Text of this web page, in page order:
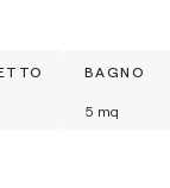
BAGNO
5 mq